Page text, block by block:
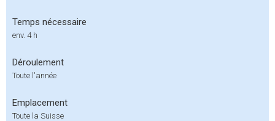
Temps nécessaire
env. 4 h
Déroulement
Toute l'année
Emplacement
Toute la Suisse